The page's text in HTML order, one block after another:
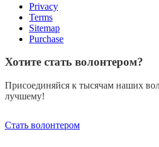
Privacy
Terms
Sitemap
Purchase
Хотите стать волонтером?
Присоединяйся к тысячам наших
лучшему!
Стать волонтером